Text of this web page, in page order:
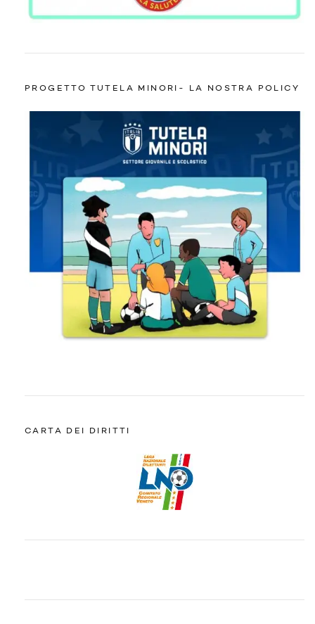
PROGETTO TUTELA MINORI- LA NOSTRA POLICY
CARTA DEI DIRITTI